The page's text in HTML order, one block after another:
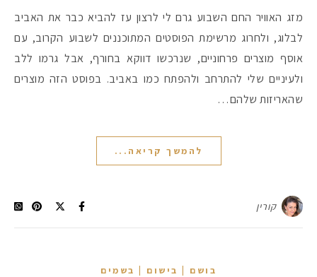
מזג האוויר החם השבוע גרם לי לרצון עז להביא כבר את האביב
לבלוג, ולחרוג מרשימת הפוסטים המתוכננים לשבוע הקרוב, עם
אוסף מוצרים פרחוניים, שנרכשו דווקא בחורף, אבל גרמו ללב
ולעיניים שלי להתרחב ולהפתח כמו באביב. בפוסט הזה מוצרים
שהאריזות שלהם…
להמשך קריאה...
קורין
בושם | בישום | בשמים